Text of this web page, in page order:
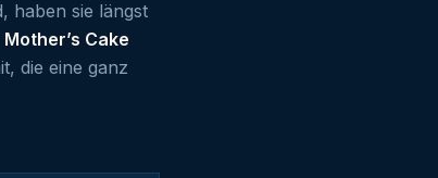
haben sie längst
Mother’s Cake
die eine ganz